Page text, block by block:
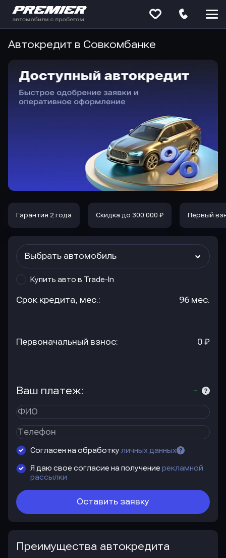
Автокредит в Совкомбанке
Гарантия 2 года Скидка до 300 000 ₽ Первый
Выбрать автомобиль
Купить авто в Trade-In
Срок кредита, мес.: 96 мес.
Первоначальный взнос: 0 ₽
Ваш платеж: -
Согласен на обработку личных данных
Я даю свое согласие на получение рекламной
рассылки
Оставить заявку
Преимущества автокредита